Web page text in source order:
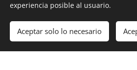
Creado conWebnode
experiencia posible al usuario.
Aceptar solo lo necesario